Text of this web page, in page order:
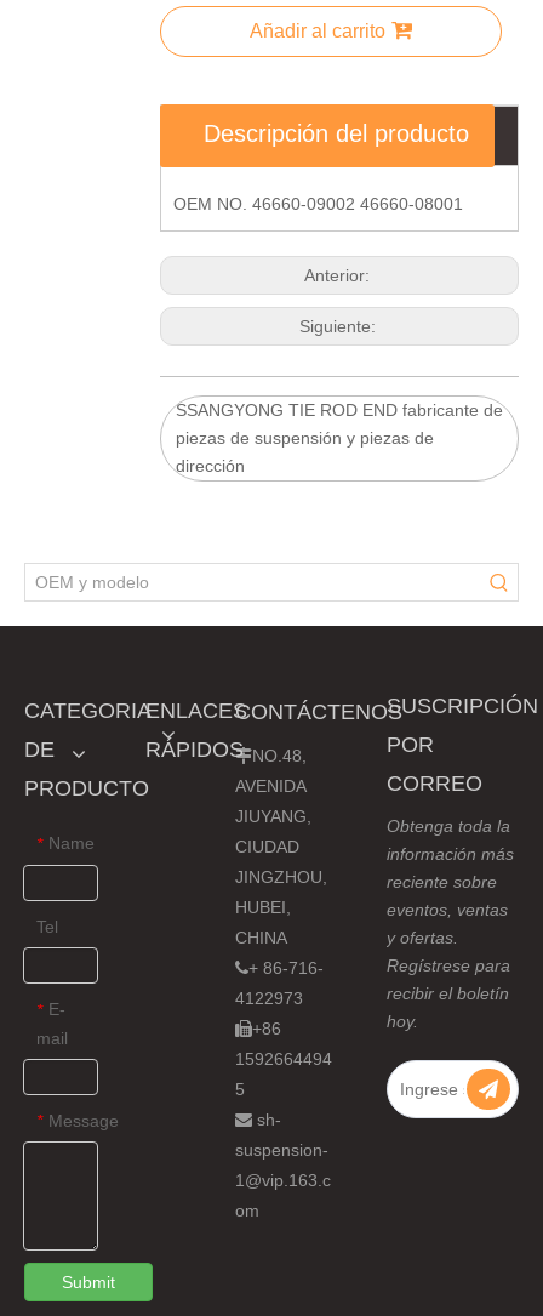
Añadir al carrito
Descripción del producto
OEM NO. 46660-09002 46660-08001
Anterior:
Siguiente:
SSANGYONG TIE ROD END fabricante de
piezas de suspensión y piezas de
dirección
CATEGORIA
DE
PRODUCTO
* Name
Tel
* E-
mail
* Message
Submit
ENLACES
RÁPIDOS
CONTÁCTENOS
NO.48,
AVENIDA
JIUYANG,
CIUDAD
JINGZHOU,
HUBEI,
CHINA
+ 86-716-
4122973
+86
1592664494
5
 sh-
suspension-
1@vip.163.c
om
SUSCRIPCIÓN
POR
CORREO
Obtenga toda la
información más
reciente sobre
eventos, ventas
y ofertas.
Regístrese para
recibir el boletín
hoy.